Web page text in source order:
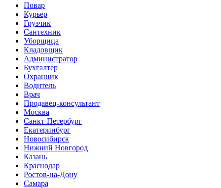
Повар
Курьер
Грузчик
Сантехник
Уборщица
Кладовщик
Администратор
Бухгалтер
Охранник
Водитель
Врач
Продавец-консультант
Москва
Санкт-Петербург
Екатеринбург
Новосибирск
Нижний Новгород
Казань
Краснодар
Ростов-на-Дону
Самара